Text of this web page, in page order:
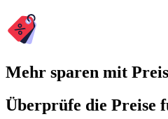
Mehr sparen mit
Überprüfe die Preise